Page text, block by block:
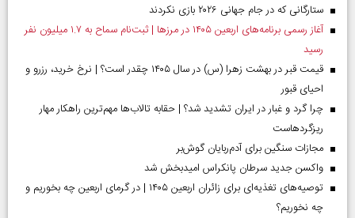
ستارگانی که در جام جهانی ۲۰۲۶ بازی نکردند
آغاز رسمی برنامه‌های اربعین ۱۴۰۵ در مرز‌ها | ثبت‌نام سماح به ۱.۷ میلیون نفر
رسید
قیمت قبر در بهشت زهرا (س) در سال ۱۴۰۵ چقدر است؟ | نرخ خرید، رزرو و
احیای قبور
چرا گرد و غبار در ایران تشدید شد؟ | حقابه تالاب‌ها مهم‌ترین راهکار مهار
ریزگردهاست
مجازات سنگین برای آدم‌ربایان گوش‌بر
واکسن جدید سرطان پانکراس امیدبخش شد
توصیه‌های تغذیه‌ای برای زائران اربعین ۱۴۰۵ | در گرمای اربعین چه بخوریم و
چه نخوریم؟